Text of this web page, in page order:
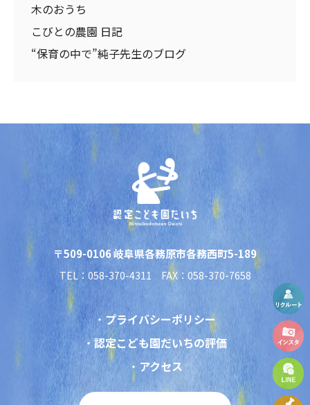
木のおうち
こびとの農園 日記
“保育の中で”純子先生のブログ
〒509-0106 岐阜県各務原市各務西町5-189
TEL：058-370-4311 FAX：058-370-7658
プライバシーポリシー
認定こども園だいちの評価
アクセス